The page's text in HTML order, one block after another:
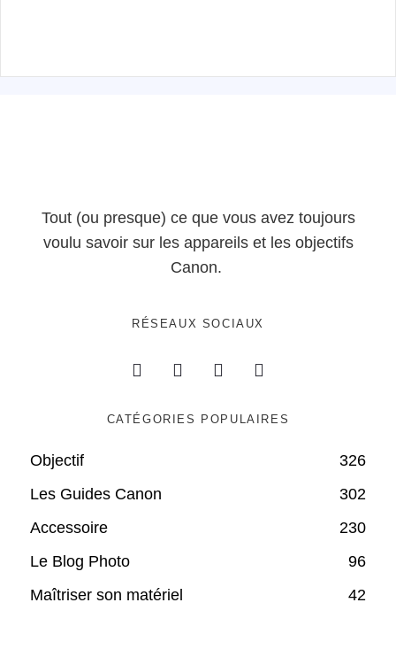
Tout (ou presque) ce que vous avez toujours
voulu savoir sur les appareils et les objectifs
Canon.
RÉSEAUX SOCIAUX
CATÉGORIES POPULAIRES
Objectif
326
Les Guides Canon
302
Accessoire
230
Le Blog Photo
96
Maîtriser son matériel
42